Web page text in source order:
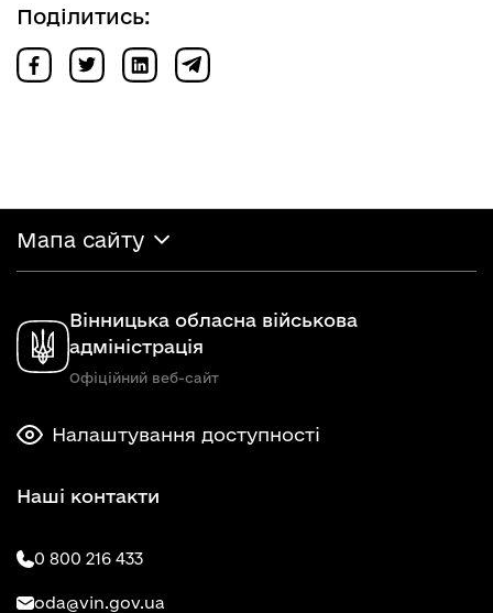
Поділитись:
Мапа сайту
Вінницька обласна військова
адміністрація
Офіційний веб-сайт
Налаштування доступності
Наші контакти
0 800 216 433
oda@vin.gov.ua